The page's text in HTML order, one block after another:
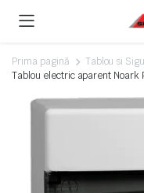
Prima pagină Tablou si
Tablou electric aparent Noark